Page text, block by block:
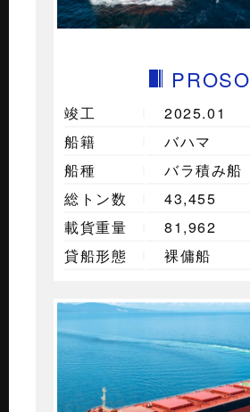
PROSO
竣工
2025.01
船籍
バハマ
船種
バラ積み船
総トン数
43,455
載貨重量
81,962
貸船形態
裸傭船